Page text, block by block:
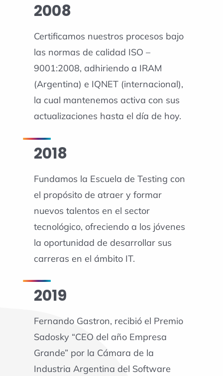
2008
Certificamos nuestros procesos bajo
las normas de calidad ISO –
9001:2008, adhiriendo a IRAM
(Argentina) e IQNET (internacional),
la cual mantenemos activa con sus
actualizaciones hasta el día de hoy.
2018
Fundamos la Escuela de Testing con
el propósito de atraer y formar
nuevos talentos en el sector
tecnológico, ofreciendo a los jóvenes
la oportunidad de desarrollar sus
carreras en el ámbito IT.
2019
Fernando Gastron, recibió el Premio
Sadosky “CEO del año Empresa
Grande” por la Cámara de la
Industria Argentina del Software